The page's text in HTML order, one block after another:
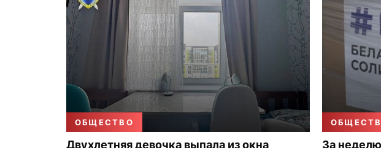
ОБЩЕСТВО
Двухлетняя девочка выпала из окна
За